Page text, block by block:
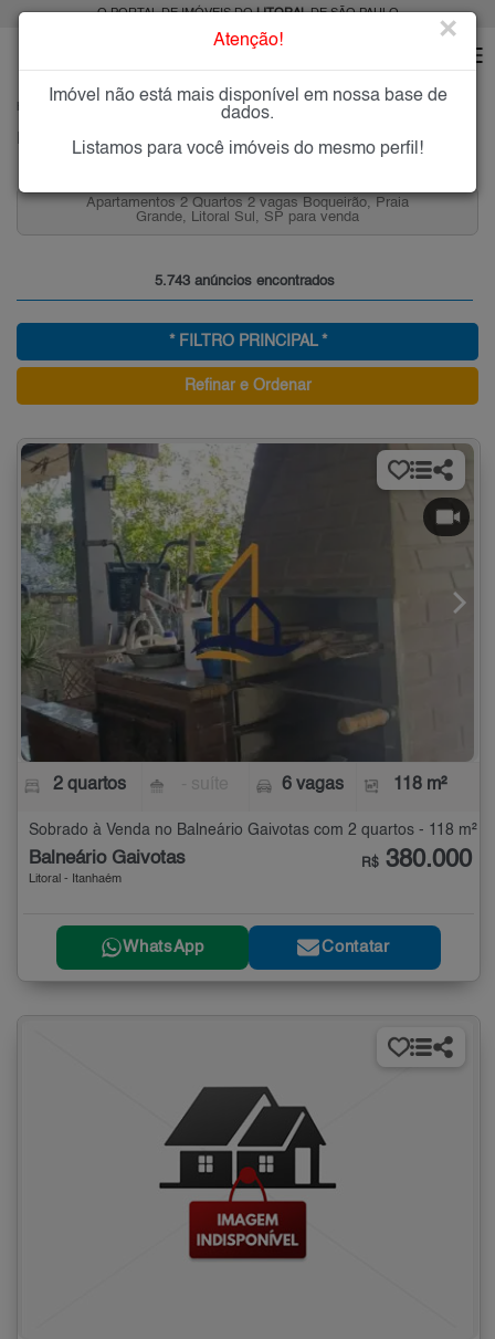
O PORTAL DE IMÓVEIS DOLITORALDE SÃO PAULO
Imóveis à Venda ou para Alugar no Litoral de São Paulo
Apartamentos 2 Quartos 2 vagas Boqueirão, Praia
Grande, Litoral Sul, SP para venda
5.743 anúncios encontrados
* FILTRO PRINCIPAL *
Refinar e Ordenar
2 quartos 6 vagas 118 m²
Sobrado à Venda no Balneário Gaivotas com 2 quartos - 118 m²
Balneário Gaivotas
Litoral - Itanhaém
R$ 380.000
WhatsApp Contatar
Atenção! ×
Imóvel não está mais disponível em nossa base de
dados.
Listamos para você imóveis do mesmo perfil!